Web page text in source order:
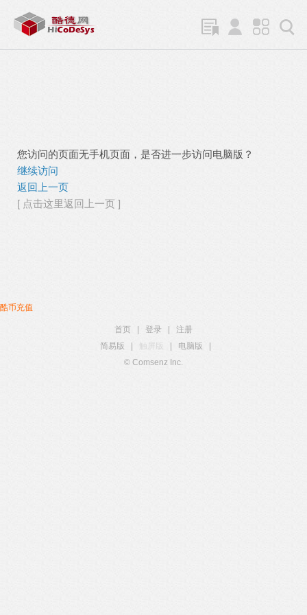
您访问的页面无手机页面，是否进一步访问电脑版？
继续访问
返回上一页
[ 点击这里返回上一页 ]
酷币充值
首页 登录
注册
简易版
触屏版 电脑版
© Comsenz Inc.